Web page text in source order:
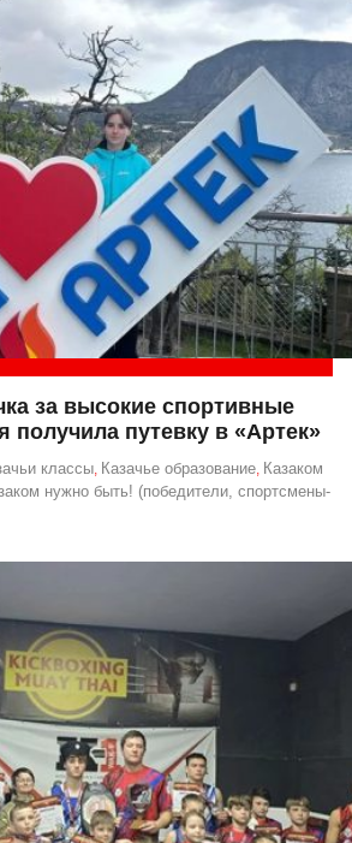
за высокие спортивные
получила путевку в «Артек»
классы, Казачье образование, Казаком
нужно быть! (победители, спортсмены-